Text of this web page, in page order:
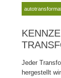
Jeder
hergestellt